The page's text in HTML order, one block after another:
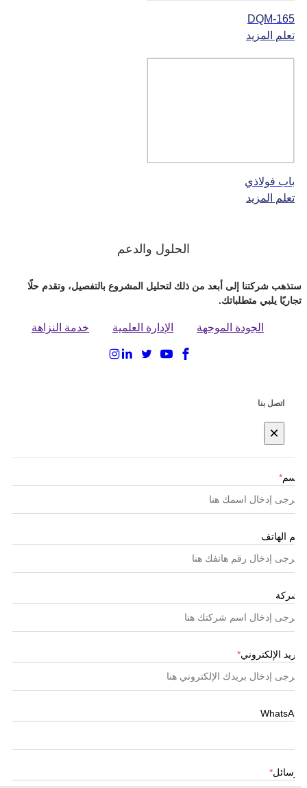
DQM-165
تعلم المزيد
باب فولاذي
تعلم المزيد
الحلول والدعم
ستذهب شركتنا إلى أبعد من ذلك لتحليل المشروع بالتفصيل، وتقدم حلًا
تجاريًا يلبي متطلباتك.
الجودة الموجهة الإدارة العلمية خدمة النزاهة
اتصل بنا
×
الاسم*
رقم الهاتف
الشركة
البريد الإلكتروني*
WhatsApp
الرسائل*